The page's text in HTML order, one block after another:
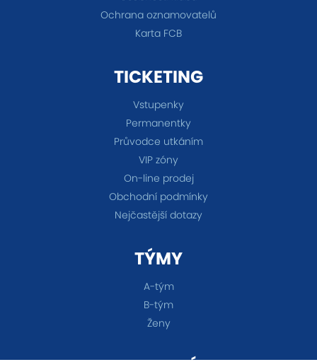
Ochrana oznamovatelů
Karta FCB
TICKETING
Vstupenky
Permanentky
Průvodce utkáním
VIP zóny
On-line prodej
Obchodní podmínky
Nejčastější dotazy
TÝMY
A-tým
B-tým
Ženy